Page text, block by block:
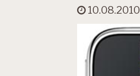
10.08.2010